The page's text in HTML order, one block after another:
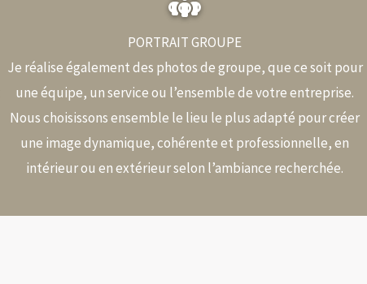
PORTRAIT GROUPE
Je réalise également des photos de groupe, que ce soit pour
une équipe, un service ou l’ensemble de votre entreprise.
Nous choisissons ensemble le lieu le plus adapté pour créer
une image dynamique, cohérente et professionnelle, en
intérieur ou en extérieur selon l’ambiance recherchée.